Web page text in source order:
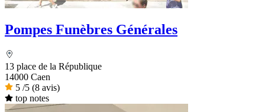
Pompes Funèbres Générales
13 place de la République
14000 Caen
5 /5 (8 avis)
top notes